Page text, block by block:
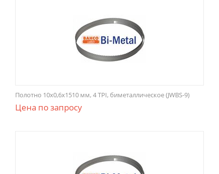
Полотно 10x0,6x1510 мм, 4 TPI, биметаллическое (JWBS-9)
Цена по запросу